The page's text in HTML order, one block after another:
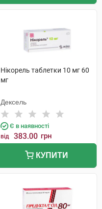
Нікорель таблетки 10 мг 60
мг
Дексель
Є в наявності
від 383.00 грн
КУПИТИ